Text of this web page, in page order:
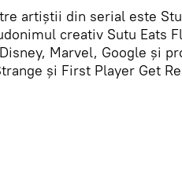
artiștii din serial este
creativ Sutu Eats
Marvel, Google și
și First Player Get